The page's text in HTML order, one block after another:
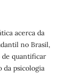
acerca da
no Brasil,
de quantificar
da psicologia